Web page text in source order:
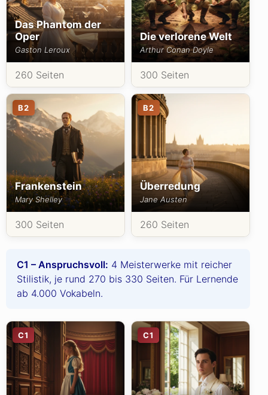
Das Phantom der
Oper
Gaston Leroux
260 Seiten
Die verlorene Welt
Arthur Conan Doyle
300 Seiten
B2
Frankenstein
Mary Shelley
300 Seiten
B2
Überredung
Jane Austen
260 Seiten
C1 – Anspruchsvoll: 4 Meisterwerke mit reicher
Stilistik, je rund 270 bis 330 Seiten. Für Lernende
ab 4.000 Vokabeln.
C1 C1